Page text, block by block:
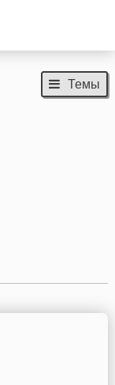
Темы